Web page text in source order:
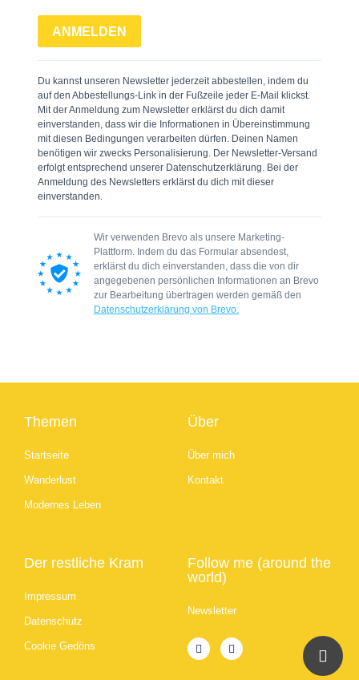
ANMELDEN
Du kannst unseren Newsletter jederzeit abbestellen, indem du
auf den Abbestellungs-Link in der Fußzeile jeder E-Mail klickst.
Mit der Anmeldung zum Newsletter erklärst du dich damit
einverstanden, dass wir die Informationen in Übereinstimmung
mit diesen Bedingungen verarbeiten dürfen. Deinen Namen
benötigen wir zwecks Personalisierung. Der Newsletter-Versand
erfolgt entsprechend unserer Datenschutzerklärung. Bei der
Anmeldung des Newsletters erklärst du dich mit dieser
einverstanden.
Wir verwenden Brevo als unsere Marketing-
Plattform. Indem du das Formular absendest,
erklärst du dich einverstanden, dass die von dir
angegebenen persönlichen Informationen an Brevo
zur Bearbeitung übertragen werden gemäß den
Datenschutzerklärung von Brevo.
Themen
Startseite
Wanderlust
Modernes Leben
Über
Über mich
Kontakt
Der restliche Kram
Impressum
Datenschutz
Cookie Gedöns
Follow me (around the
world)
Newsletter